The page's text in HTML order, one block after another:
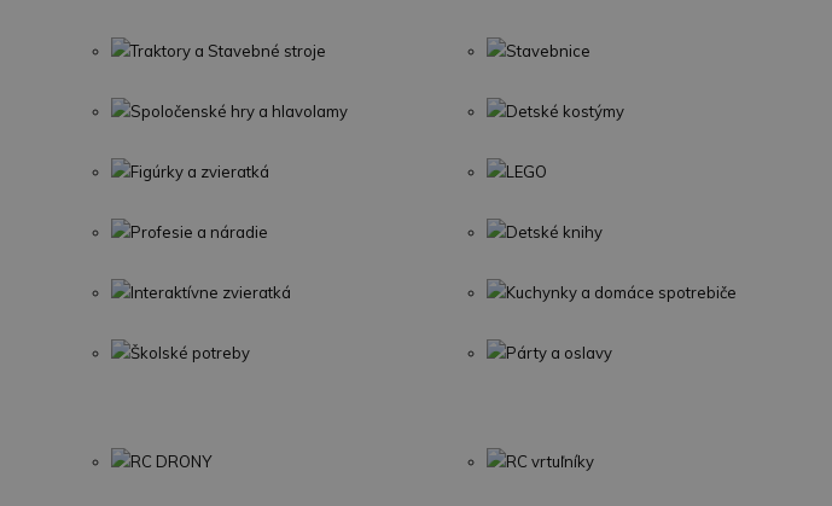
Traktory a Stavebné stroje Stavebnice
Spoločenské hry a hlavolamy Detské kostýmy
Figúrky a zvieratká LEGO
Profesie a náradie Detské knihy
Interaktívne zvieratká Kuchynky a domáce spotrebiče
Školské potreby Párty a oslavy
RC DRONY RC vrtuľníky